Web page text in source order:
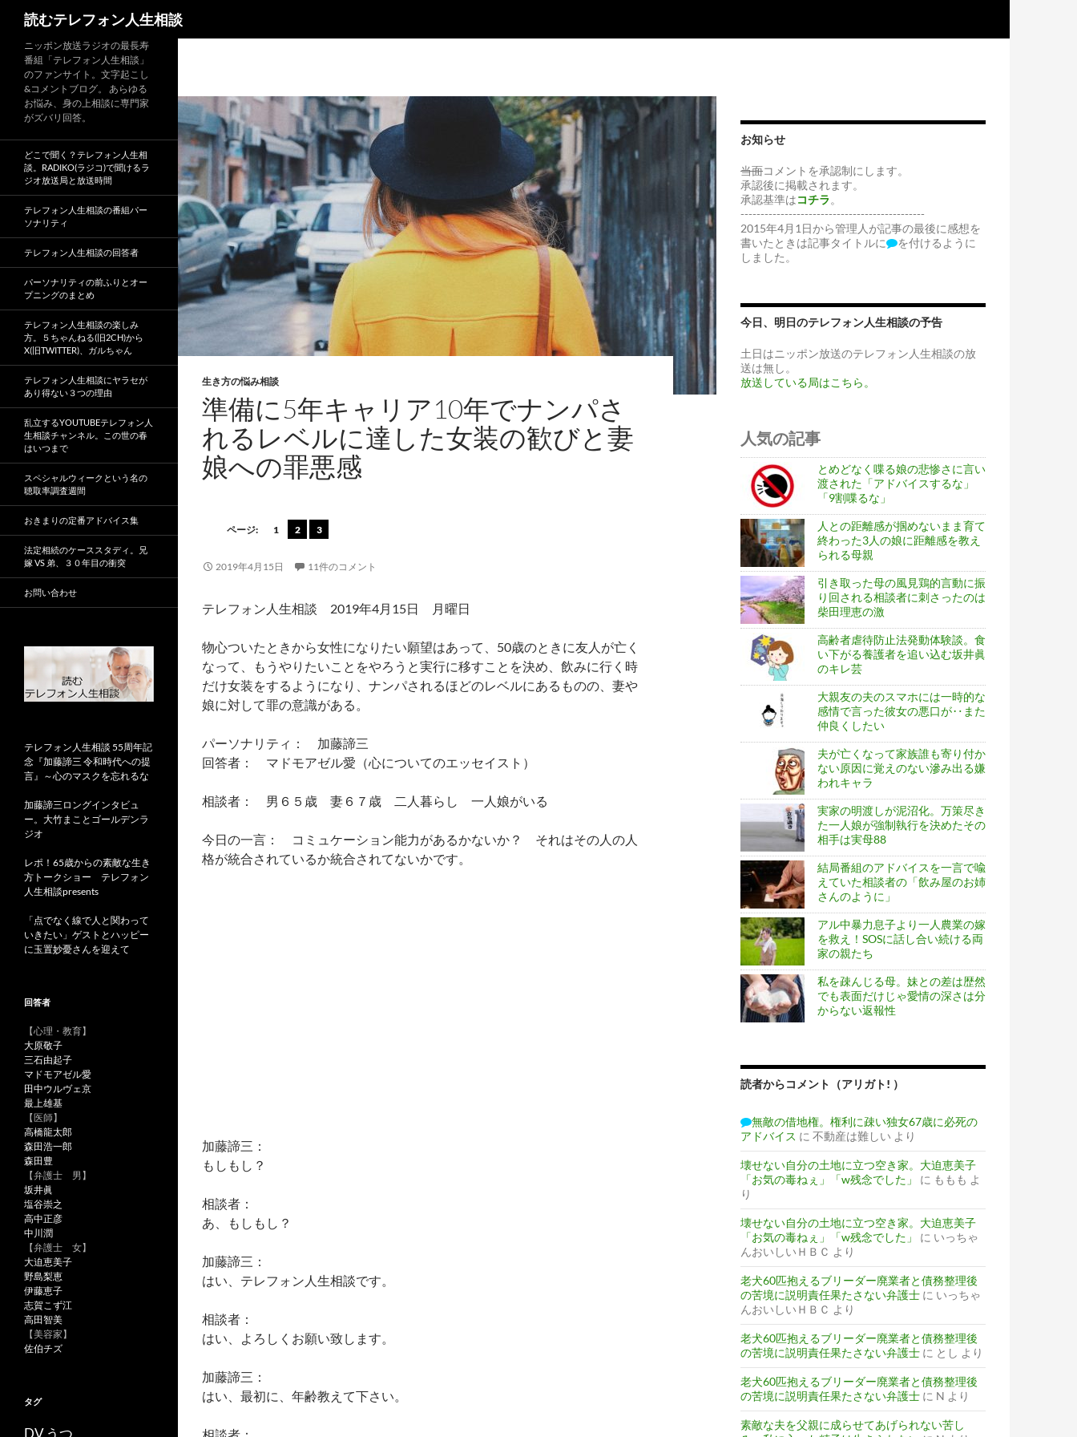
読むテレフォン人生相談
生き方の悩み相談
準備に5年キャリア10年でナンパさ
れるレベルに達した女装の歓びと妻
娘への罪悪感
ページ: 1 2 3
2019年4月15日 11件のコメント
テレフォン人生相談 2019年4月15日 月曜日
物心ついたときから女性になりたい願望はあって、50歳のときに友人が亡く
なって、もうやりたいことをやろうと実行に移すことを決め、飲みに行く時
だけ女装をするようになり、ナンパされるほどのレベルにあるものの、妻や
娘に対して罪の意識がある。
パーソナリティ： 加藤諦三
回答者： マドモアゼル愛（心についてのエッセイスト）
相談者： 男６５歳 妻６７歳 二人暮らし 一人娘がいる
今日の一言： コミュケーション能力があるかないか？ それはその人の人
格が統合されているか統合されてないかです。
加藤諦三：
もしもし？
相談者：
あ、もしもし？
加藤諦三：
はい、テレフォン人生相談です。
相談者：
はい、よろしくお願い致します。
加藤諦三：
はい、最初に、年齢教えて下さい。
お知らせ
当面コメントを承認制にします。
承認後に掲載されます。
承認基準はコチラ 。
----------------------------------------------
2015年4月1日から管理人が記事の最後に感想を
書いたときは記事タイトルに
を付けるように
しました。
今日、明日のテレフォン人生相談の予告
土日はニッポン放送のテレフォン人生相談の放
送は無し。
放送している局はこちら。
人気の記事
とめどなく喋る娘の悲惨さに言い
渡された「アドバイスするな」
「9割喋るな」
人との距離感が掴めないまま育て
終わった3人の娘に距離感を教え
られる母親
引き取った母の風見鶏的言動に振
り回される相談者に刺さったのは
柴田理恵の激
高齢者虐待防止法発動体験談。食
い下がる養護者を追い込む坂井眞
のキレ芸
大親友の夫のスマホには一時的な
感情で言った彼女の悪口が‥また
仲良くしたい
夫が亡くなって家族誰も寄り付か
ない原因に覚えのない滲み出る嫌
われキャラ
実家の明渡しが泥沼化。万策尽き
た一人娘が強制執行を決めたその
相手は実母88
結局番組のアドバイスを一言で喩
えていた相談者の「飲み屋のお姉
さんのように」
アル中暴力息子より一人農業の嫁
を救え！SOSに話し合い続ける両
家の親たち
私を疎んじる母。妹との差は歴然
でも表面だけじゃ愛情の深さは分
からない返報性
読者からコメント（アリガト! ）
無敵の借地権。権利に疎い独女67歳に必死の
アドバイス に 不動産は難しい より
壊せない自分の土地に立つ空き家。大迫恵美子
「お気の毒ねぇ」「w残念でした」
に ももも よ
り
壊せない自分の土地に立つ空き家。大迫恵美子
「お気の毒ねぇ」「w残念でした」
に いっちゃ
んおいしいＨＢＣ より
老犬60匹抱えるブリーダー廃業者と債務整理後
の苦境に説明責任果たさない弁護士 に いっちゃ
んおいしいＨＢＣ より
老犬60匹抱えるブリーダー廃業者と債務整理後
の苦境に説明責任果たさない弁護士 に とし より
老犬60匹抱えるブリーダー廃業者と債務整理後
の苦境に説明責任果たさない弁護士 に N より
素敵な夫を父親に成らせてあげられない苦し
ニッポン放送ラジオの最長寿
番組「テレフォン人生相談」
のファンサイト。文字起こし
&コメントブログ。 あらゆる
お悩み、身の上相談に専門家
がズバリ回答。
どこで聞く？テレフォン人生相
談。RADIKO(ラジコ)で聞けるラ
ジオ放送局と放送時間
テレフォン人生相談の番組パー
ソナリティ
テレフォン人生相談の回答者
パーソナリティの前ふりとオー
プニングのまとめ
テレフォン人生相談の楽しみ
方。５ちゃんねる(旧2CH)から
X(旧TWITTER)、ガルちゃん
テレフォン人生相談にヤラセが
あり得ない３つの理由
乱立するYOUTUBEテレフォン人
生相談チャンネル。この世の春
はいつまで
スペシャルウィークという名の
聴取率調査週間
おきまりの定番アドバイス集
法定相続のケーススタディ。兄
嫁 VS 弟、３０年目の衝突
お問い合わせ
テレフォン人生相談 55周年記
念『加藤諦三 令和時代への提
言』～心のマスクを忘れるな
加藤諦三ロングインタビュ
ー。大竹まことゴールデンラ
ジオ
レポ！65歳からの素敵な生き
方トークショー テレフォン
人生相談presents
「点でなく線で人と関わって
いきたい」ゲストとハッピー
に玉置妙憂さんを迎えて
回答者
【心理・教育】
大原敬子
三石由起子
マドモアゼル愛
田中ウルヴェ京
最上雄基
【医師】
高橋龍太郎
森田浩一郎
森田豊
【弁護士 男】
坂井眞
塩谷崇之
高中正彦
中川潤
【弁護士 女】
大迫恵美子
野島梨恵
伊藤恵子
志賀こず江
高田智美
【美容家】
佐伯チズ
タグ
うつ